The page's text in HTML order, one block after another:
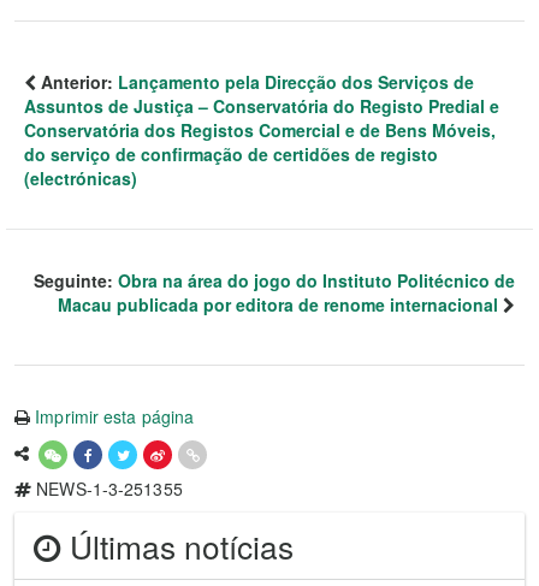
Anterior: Lançamento pela Direcção dos Serviços de
Assuntos de Justiça – Conservatória do Registo Predial e
Conservatória dos Registos Comercial e de Bens Móveis,
do serviço de confirmação de certidões de registo
(electrónicas)
Seguinte: Obra na área do jogo do Instituto Politécnico de
Macau publicada por editora de renome internacional
Imprimir esta página
NEWS-1-3-251355
Últimas notícias